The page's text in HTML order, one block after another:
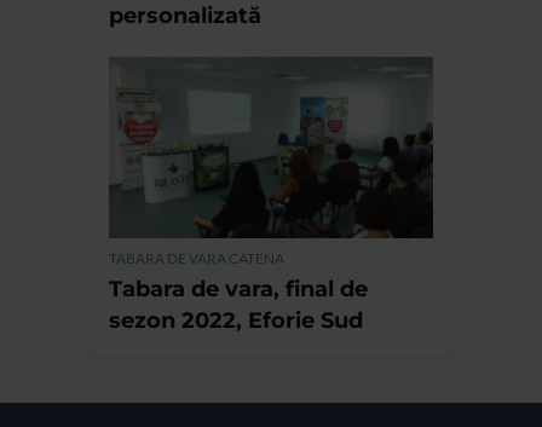
personalizată
TABARA DE VARA CATENA
Tabara de vara, final de
sezon 2022, Eforie Sud